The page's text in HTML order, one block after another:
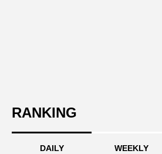
RANKING
DAILY WEEKLY